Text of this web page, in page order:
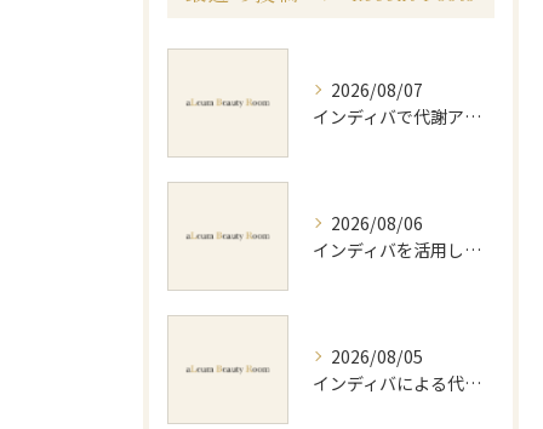
2026/08/07
インディバで代謝アップ体験効果とビフォーアフター徹底解説
2026/08/06
インディバを活用した足痩せ方法とセルライトやむくみ改善のポイント
2026/08/05
インディバによる代謝アップのビフォーアフター実体験と効果的な回数の見極め方